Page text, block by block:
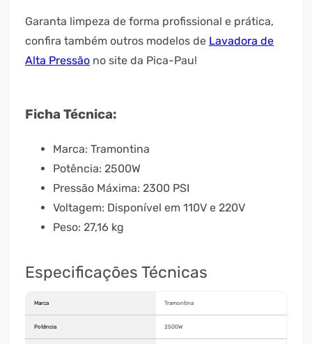
Garanta limpeza de forma profissional e prática,
confira também outros modelos de Lavadora de
Alta Pressão no site da Pica-Pau!
Ficha Técnica:
Marca: Tramontina
Potência: 2500W
Pressão Máxima: 2300 PSI
Voltagem: Disponível em 110V e 220V
Peso: 27,16 kg
Especificações Técnicas
Marca Tramontina
Potência 2500W